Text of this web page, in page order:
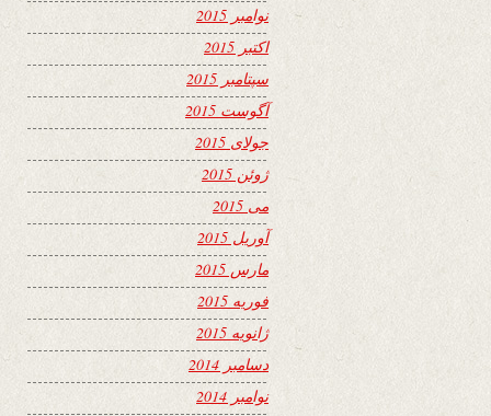
نوامبر 2015
اکتبر 2015
سپتامبر 2015
آگوست 2015
جولای 2015
ژوئن 2015
می 2015
آوریل 2015
مارس 2015
فوریه 2015
ژانویه 2015
دسامبر 2014
نوامبر 2014